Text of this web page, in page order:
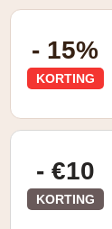
- 15%
KORTING
- €10
KORTING